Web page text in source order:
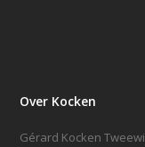
Over Kocken
Gérard Kocken